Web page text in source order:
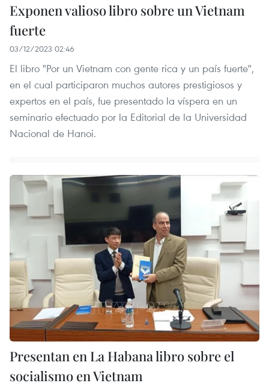
Exponen valioso libro sobre un Vietnam
fuerte
03/12/2023 02:46
El libro "Por un Vietnam con gente rica y un país fuerte",
en el cual participaron muchos autores prestigiosos y
expertos en el país, fue presentado la víspera en un
seminario efectuado por la Editorial de la Universidad
Nacional de Hanoi.
Presentan en La Habana libro sobre el
socialismo en Vietnam